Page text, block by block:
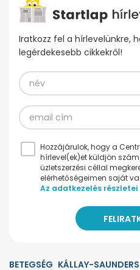
Iratkozz fel a hírlevelünkre,
legérdekesebb cikkekről!
Hozzájárulok, hogy a
hírlevel(ek)et küldjön
üzletszerzési céllal
elérhetőségeimen saját
Az adatkezelés részletei
BETEGSÉG KÁLLAY-